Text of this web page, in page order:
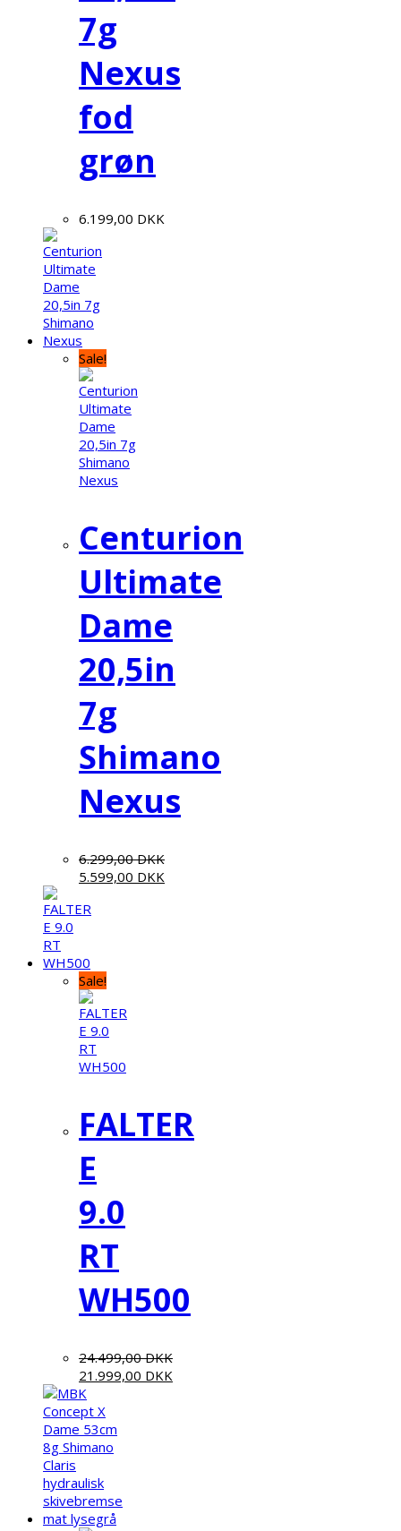
7g
Nexus
fod
grøn
6.199,00 DKK
Sale!
Centurion
Ultimate
Dame
20,5in
7g
Shimano
Nexus
6.299,00DKK
5.599,00 DKK
Sale!
FALTER
E
9.0
RT
WH500
24.499,00DKK
21.999,00 DKK